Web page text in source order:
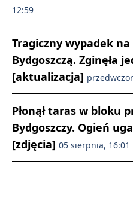
12:59
Tragiczny wypadek na
Bydgoszczą. Zginęła
[aktualizacja]
Płonął taras w bloku
Bydgoszczy. Ogień
[zdjęcia] 05 sierpnia, 16:01